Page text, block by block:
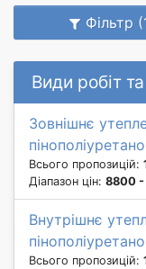
Фільтр
Види робіт
Зовнішнє
Всього пропозицій:
Діапазон цін: 8800 -
Внутрішнє
Всього пропозицій: